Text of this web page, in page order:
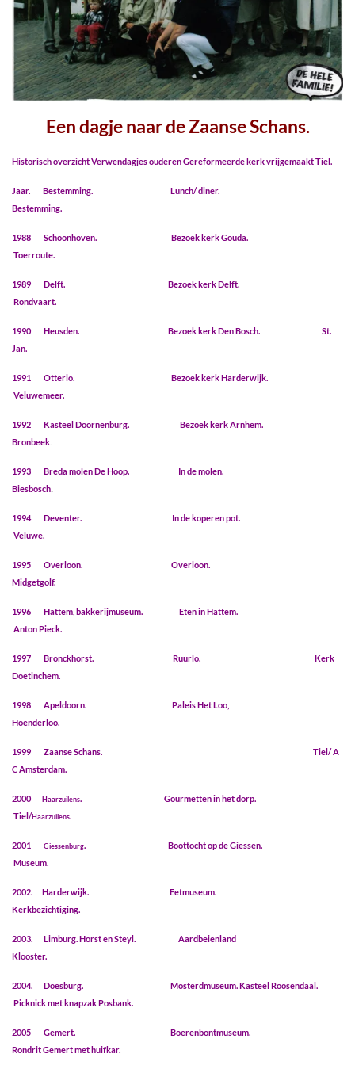
Een dagje naar de Zaanse Schans.
Historisch overzicht Verwendagjes ouderen Gereformeerde kerk vrijgemaakt Tiel.
Jaar. Bestemming. Lunch/ diner.
Bestemming.
1988 Schoonhoven. Bezoek kerk Gouda.
Toerroute.
1989 Delft. Bezoek kerk Delft.
Rondvaart.
1990 Heusden. Bezoek kerk Den Bosch. St.
Jan.
1991 Otterlo. Bezoek kerk Harderwijk.
Veluwemeer.
1992 Kasteel Doornenburg. Bezoek kerk Arnhem.
Bronbeek
1993 Breda molen De Hoop. In de molen.
Biesbosch.
1994 Deventer. In de koperen pot.
Veluwe.
1995 Overloon. Overloon.
Midgetgolf.
1996 Hattem, bakkerijmuseum. Eten in Hattem.
Anton Pieck.
1997 Bronckhorst. Ruurlo. Kerk
Doetinchem.
1998 Apeldoorn. Paleis Het Loo,
Hoenderloo.
1999 Zaanse Schans. Tiel/ A
C Amsterdam.
2000 Haarzuilens. Gourmetten in het dorp.
Tiel/Haarzuilens.
2001 Giessenburg. Boottocht op de Giessen.
Museum.
2002. Harderwijk. Eetmuseum.
Kerkbezichtiging.
2003. Limburg. Horst en Steyl. Aardbeienland
Klooster.
2004. Doesburg. Mosterdmuseum. Kasteel Roosendaal.
Picknick met knapzak Posbank.
2005 Gemert. Boerenbontmuseum.
Rondrit Gemert met huifkar.